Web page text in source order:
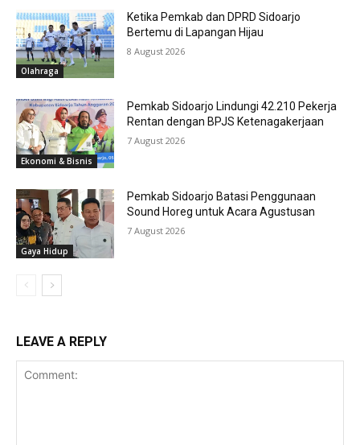
Olahraga
Ketika Pemkab dan DPRD Sidoarjo
Bertemu di Lapangan Hijau
8 August 2026
Ekonomi & Bisnis
Pemkab Sidoarjo Lindungi 42.210 Pekerja
Rentan dengan BPJS Ketenagakerjaan
7 August 2026
Gaya Hidup
Pemkab Sidoarjo Batasi Penggunaan
Sound Horeg untuk Acara Agustusan
7 August 2026
LEAVE A REPLY